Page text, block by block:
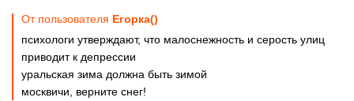
От пользователя Егорка()
психологи утверждают, что малоснежность и серость улиц
приводит к депрессии
уральская зима должна быть зимой
москвичи, верните снег!